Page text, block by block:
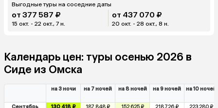
Выгодные туры на соседние даты
от 377 587 ₽
15 окт. - 22 окт., 7 н.
от 437 070 ₽
20 окт. - 28 окт., 8 н.
Календарь цен: туры осенью 2026 в
Сиде из Омска
на 3 ночи на 7 ночей на 8 ночей на 9 ночей на 10 ночей